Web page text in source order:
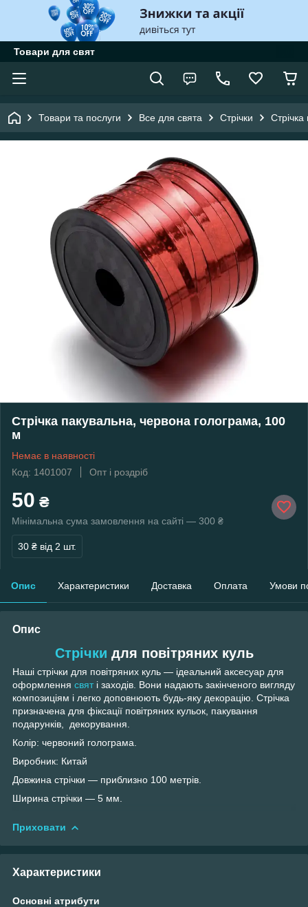
Товари для свят
Товари та послуги Все для свята Стрічки
Стрічка пакувальна, червона голограма, 100
м
Немає в наявності
Код: 1401007
Опт і роздріб
50 ₴
Мінімальна сума замовлення на сайті — 300 ₴
30 ₴ від 2 шт.
Опис Характеристики Доставка Оплата Умови
Опис
Стрічки для повітряних куль
Наші стрічки для повітряних куль — ідеальний аксесуар для
оформлення свят і заходів. Вони надають закінченого вигляду
композиціям і легко доповнюють будь-яку декорацію. Стрічка
призначена для фіксації повітряних кульок, пакування
подарунків, декорування.
Колір: червоний голограма.
Виробник: Китай
Довжина стрічки — приблизно 100 метрів.
Ширина стрічки — 5 мм.
Приховати
Характеристики
Основні атрибути